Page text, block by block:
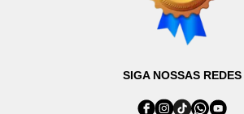
SIGA NOSSAS REDES